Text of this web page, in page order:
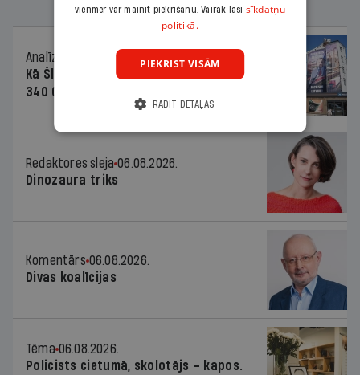
Analīze
06.08.2026.
Kā Šlesera partija palika nesodīta par
340 000 vērtu reklāmas kampaņu
Redaktores sleja 06.08.2026.
Dinozaura triks
Komentārs 06.08.2026.
Divas koalīcijas
Tēma 06.08.2026.
Policists cietumā, skolotājs – kapos.
vienmēr var mainīt piekrišanu. Vairāk lasi sīkdatņu
politikā.
PIEKRIST VISĀM
RĀDĪT DETAĻAS